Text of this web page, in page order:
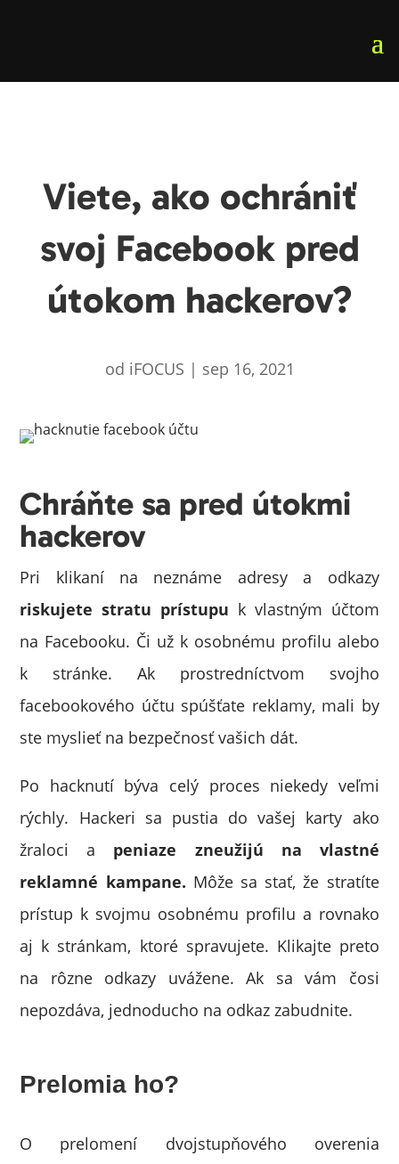
Viete, ako ochrániť
svoj Facebook pred
útokom hackerov?
od iFOCUS | sep 16, 2021
Chráňte sa pred útokmi
hackerov
Pri klikaní na neznáme adresy a odkazy
riskujete stratu prístupu k vlastným účtom
na Facebooku. Či už k osobnému profilu alebo
k stránke. Ak prostredníctvom svojho
facebookového účtu spúšťate reklamy, mali by
ste myslieť na bezpečnosť vašich dát.
Po hacknutí býva celý proces niekedy veľmi
rýchly. Hackeri sa pustia do vašej karty ako
žraloci a peniaze zneužijú na vlastné
reklamné kampane. Môže sa stať, že stratíte
prístup k svojmu osobnému profilu a rovnako
aj k stránkam, ktoré spravujete. Klikajte preto
na rôzne odkazy uvážene. Ak sa vám čosi
nepozdáva, jednoducho na odkaz zabudnite.
Prelomia ho?
O prelomení dvojstupňového overenia